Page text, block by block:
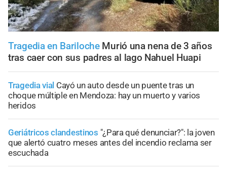
Tragedia en Bariloche Murió una nena de 3 años
tras caer con sus padres al lago Nahuel Huapi
Tragedia vial Cayó un auto desde un puente tras un
choque múltiple en Mendoza: hay un muerto y varios
heridos
Geriátricos clandestinos "¿Para qué denunciar?": la joven
que alertó cuatro meses antes del incendio reclama ser
escuchada